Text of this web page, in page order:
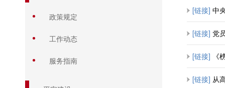
政策规定
工作动态
服务指南
[链接] 中
[链接] 党
[链接] 《
[链接] 从